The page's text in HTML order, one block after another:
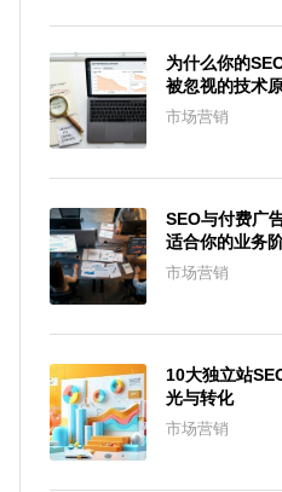
为什么你的
被忽视的技术
市场营销
SEO与付费广
适合你的业务
市场营销
10大独立站
光与转化
市场营销